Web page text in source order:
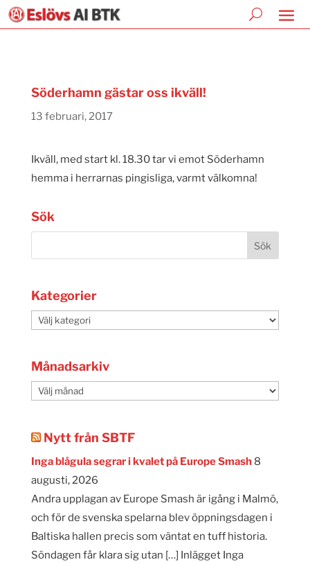
Söderhamn gästar oss ikväll!
13 februari, 2017
Ikväll, med start kl. 18.30 tar vi emot Söderhamn
hemma i herrarnas pingisliga, varmt välkomna!
Sök
Kategorier
Kategorier
Månadsarkiv
Månadsarkiv
Nytt från SBTF
Inga blågula segrar i kvalet på Europe Smash 8
augusti, 2026
Andra upplagan av Europe Smash är igång i Malmö,
och för de svenska spelarna blev öppningsdagen i
Baltiska hallen precis som väntat en tuff historia.
Söndagen får klara sig utan […] Inlägget Inga